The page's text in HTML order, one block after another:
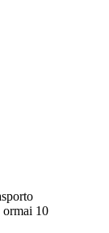
ormai 10